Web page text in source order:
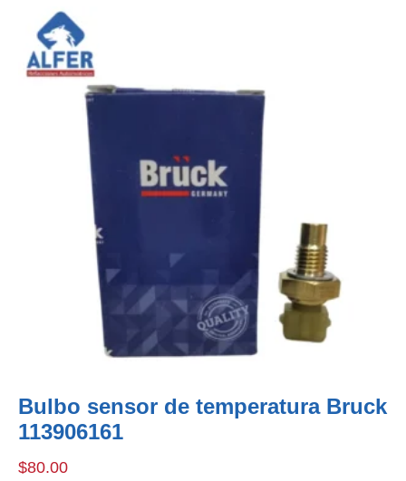
Bulbo sensor de temperatura Bruck
113906161
$80.00